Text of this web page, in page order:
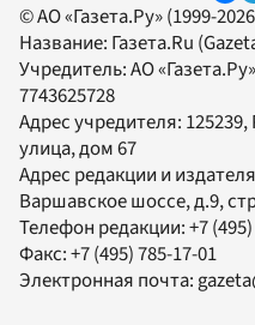
© АО «Газета.Ру» (1999-
Название: Газета.Ru
Учредитель:АО «Газета.Ру»
7743625728
Адрес учредителя:
улица, дом 67
Адрес редакции и
Варшавское шоссе, д.9,
Телефон редакции:+7
Факс:+7 (495) 785-17-01
Электронная почта: